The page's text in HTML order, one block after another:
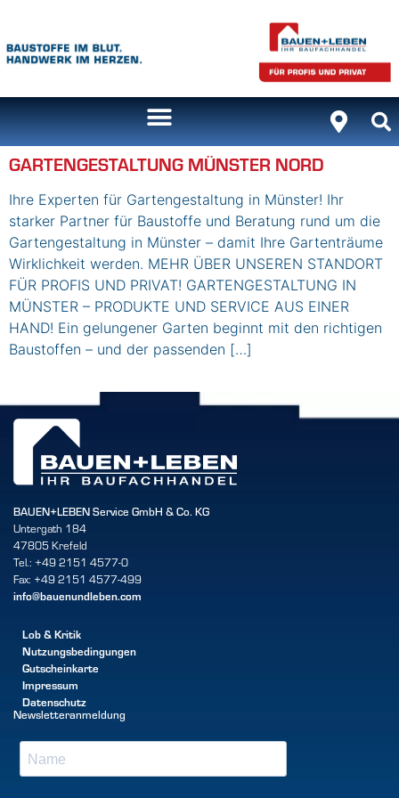
GARTENGESTALTUNG MÜNSTER NORD
Ihre Experten für Gartengestaltung in Münster! Ihr
starker Partner für Baustoffe und Beratung rund um die
Gartengestaltung in Münster – damit Ihre Gartenträume
Wirklichkeit werden. MEHR ÜBER UNSEREN STANDORT
FÜR PROFIS UND PRIVAT! GARTENGESTALTUNG IN
MÜNSTER – PRODUKTE UND SERVICE AUS EINER
HAND! Ein gelungener Garten beginnt mit den richtigen
Baustoffen – und der passenden […]
BAUEN+LEBEN Service GmbH & Co. KG
Untergath 184
47805 Krefeld
Tel.: +49 2151 4577-0
Fax: +49 2151 4577-499
info@bauenundleben.com
Lob & Kritik
Nutzungsbedingungen
Gutscheinkarte
Impressum
Datenschutz
Newsletteranmeldung